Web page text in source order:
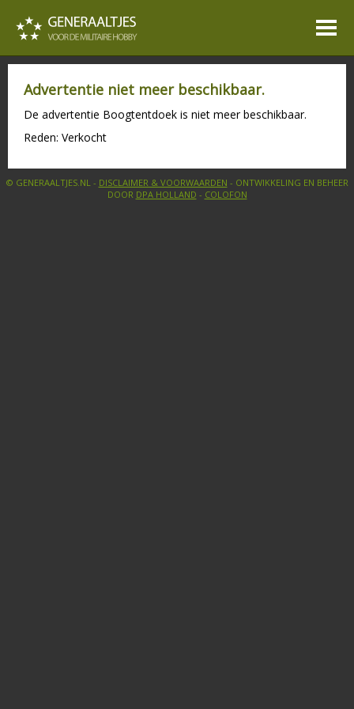
Advertentie niet meer beschikbaar.
De advertentie Boogtentdoek is niet meer beschikbaar.
Reden: Verkocht
© GENERAALTJES.NL - DISCLAIMER & VOORWAARDEN - ONTWIKKELING EN BEHEER
DOOR DPA HOLLAND - COLOFON